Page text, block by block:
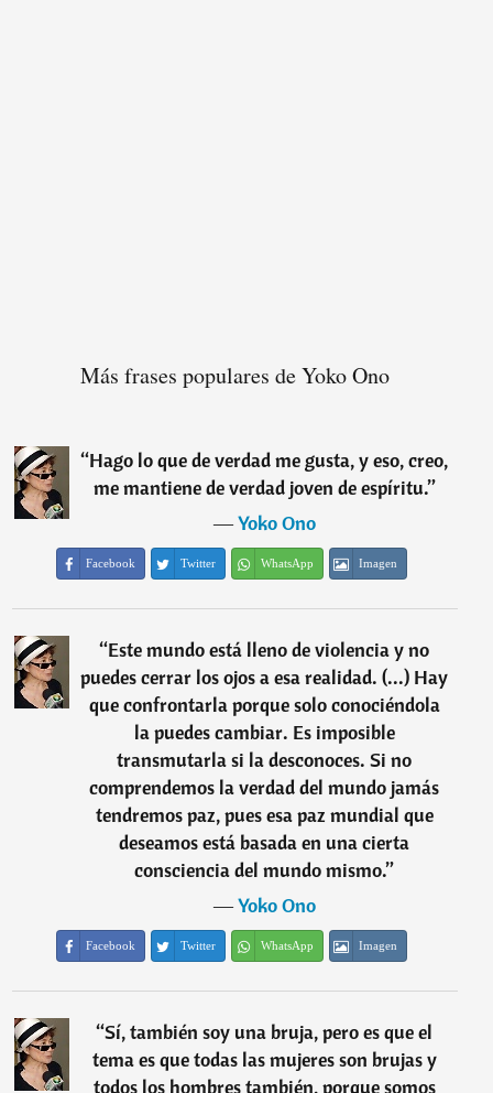
Más frases populares de Yoko Ono
“Hago lo que de verdad me gusta, y eso, creo,
me mantiene de verdad joven de espíritu.”
―Yoko Ono
Facebook Twitter WhatsApp Imagen
“Este mundo está lleno de violencia y no
puedes cerrar los ojos a esa realidad. (...) Hay
que confrontarla porque solo conociéndola
la puedes cambiar. Es imposible
transmutarla si la desconoces. Si no
comprendemos la verdad del mundo jamás
tendremos paz, pues esa paz mundial que
deseamos está basada en una cierta
consciencia del mundo mismo.”
―Yoko Ono
Facebook Twitter WhatsApp Imagen
“Sí, también soy una bruja, pero es que el
tema es que todas las mujeres son brujas y
todos los hombres también, porque somos